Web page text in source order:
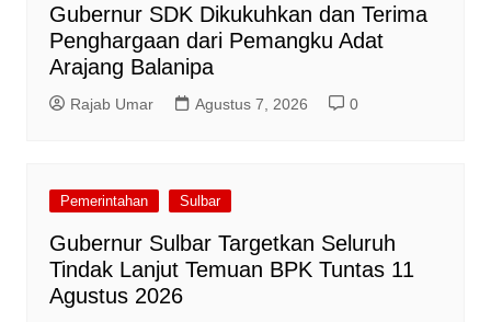
Gubernur SDK Dikukuhkan dan Terima
Penghargaan dari Pemangku Adat
Arajang Balanipa
Rajab Umar Agustus 7, 2026 0
Pemerintahan Sulbar
Gubernur Sulbar Targetkan Seluruh
Tindak Lanjut Temuan BPK Tuntas 11
Agustus 2026